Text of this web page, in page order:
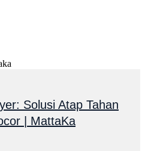
Solusi Atap Tahan
| MattaKa